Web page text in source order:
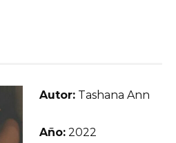
Autor: Tashana Ann
Año: 2022